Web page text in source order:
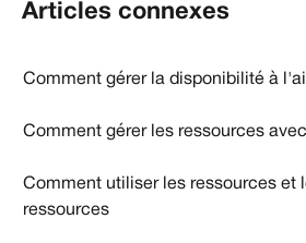
Articles connexes
Comment gérer la disponibilité à
Comment gérer les ressources
Comment utiliser les ressources et
ressources